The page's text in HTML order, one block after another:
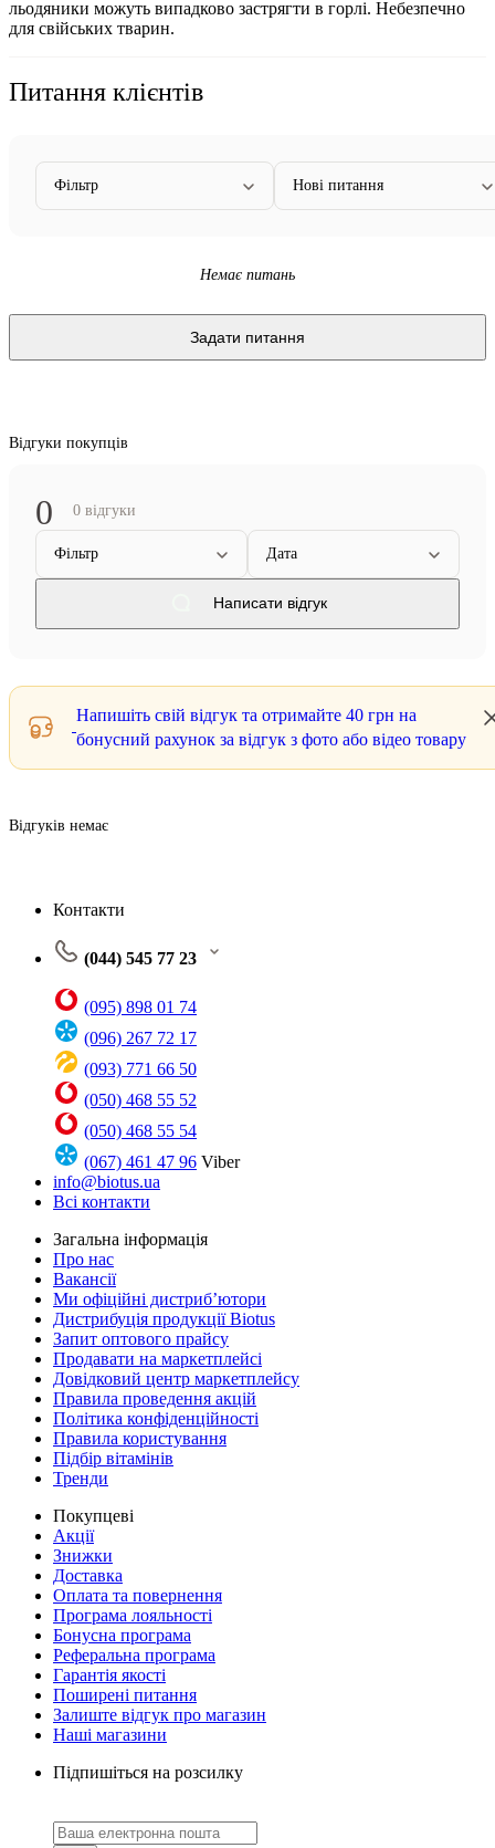
льодяники можуть випадково застрягти в горлі. Небезпечно
для свійських тварин.
Питання клієнтів
Фільтр Нові питання
Немає питань
Задати питання
Відгуки покупців
0 0 відгуки
Фільтр Дата
Написати відгук
Напишіть свій відгук та отримайте 40 грн на
бонусний рахунок за відгук з фото або відео товару
Відгуків немає
Контакти
(044) 545 77 23
(095) 898 01 74
(096) 267 72 17
(093) 771 66 50
(050) 468 55 52
(050) 468 55 54
(067) 461 47 96 Viber
info@biotus.ua
Всі контакти
Загальна інформація
Про нас
Вакансії
Ми офіційні дистриб’ютори
Дистрибуція продукції Biotus
Запит оптового прайсу
Продавати на маркетплейсі
Довідковий центр маркетплейсу
Правила проведення акцій
Політика конфіденційності
Правила користування
Підбір вітамінів
Тренди
Покупцеві
Акції
Знижки
Доставка
Оплата та повернення
Програма лояльності
Бонусна програма
Реферальна програма
Гарантія якості
Поширені питання
Залиште відгук про магазин
Наші магазини
Підпишіться на розсилку